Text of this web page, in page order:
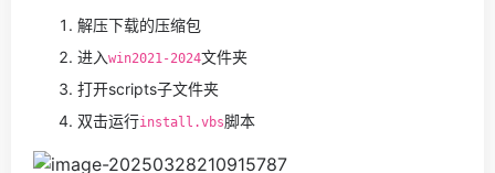
解压下载的压缩包
进入win2021-2024文件夹
打开scripts子文件夹
双击运行install.vbs脚本